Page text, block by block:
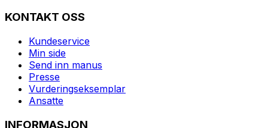
KONTAKT OSS
Kundeservice
Min side
Send inn manus
Presse
Vurderingseksemplar
Ansatte
INFORMASJON